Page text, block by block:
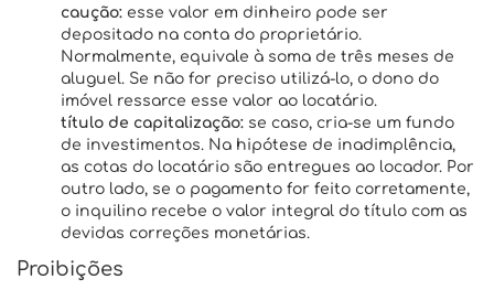
caução: esse valor em dinheiro pode ser
depositado na conta do proprietário.
Normalmente, equivale à soma de três meses de
aluguel. Se não for preciso utilizá-lo, o dono do
imóvel ressarce esse valor ao locatário.
título de capitalização: se caso, cria-se um fundo
de investimentos. Na hipótese de inadimplência,
as cotas do locatário são entregues ao locador. Por
outro lado, se o pagamento for feito corretamente,
o inquilino recebe o valor integral do título com as
devidas correções monetárias.
Proibições